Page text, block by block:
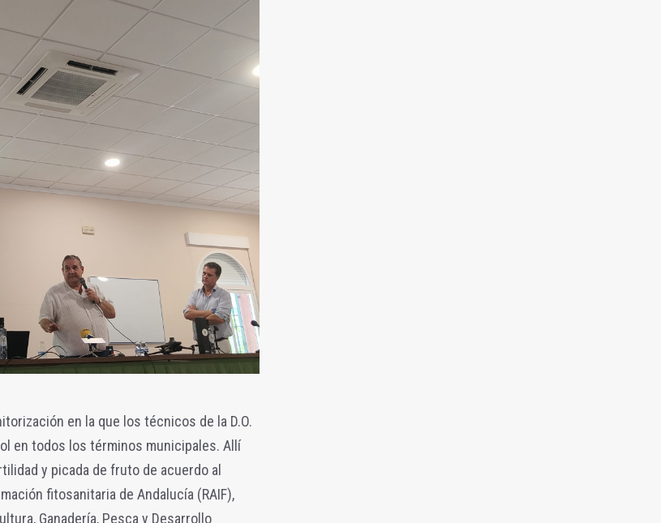
en la que los técnicos de la D.O.
en todos los términos municipales. Allí
y picada de fruto de acuerdo al
fitosanitaria de Andalucía (RAIF),
Ganadería, Pesca y Desarrollo